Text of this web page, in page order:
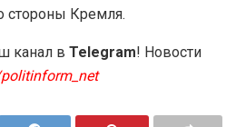
стороны Кремля.
канал в Telegram! Новости